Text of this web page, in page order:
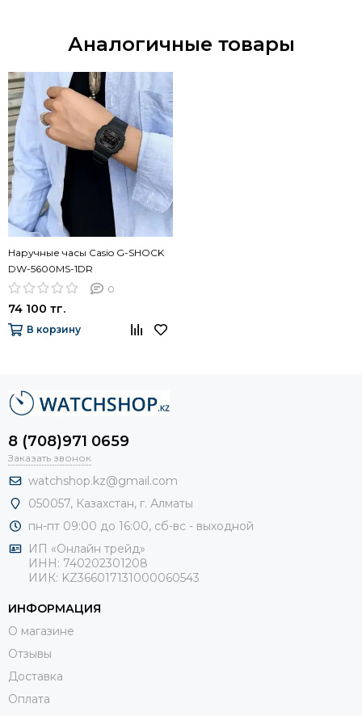
Аналогичные товары
Наручные часы Casio G-SHOCK
DW-5600MS-1DR
0
74 100 тг.
В корзину
8 (708)971 0659
Заказать звонок
watchshop.kz@gmail.com
050057, Казахстан, г. Алматы
пн-пт 09:00 до 16:00, сб-вс - выходной
ИП «Онлайн трейд»
ИНН: 740202301208
ИИК: KZ366017131000060543
ИНФОРМАЦИЯ
О магазине
Отзывы
Доставка
Оплата